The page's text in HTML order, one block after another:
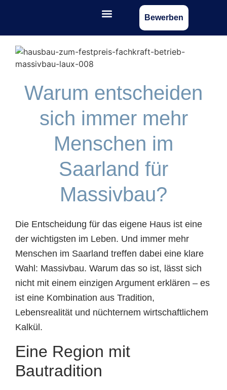
Bewerben
Warum entscheiden
sich immer mehr
Menschen im
Saarland für
Massivbau?
Die Entscheidung für das eigene Haus ist eine
der wichtigsten im Leben. Und immer mehr
Menschen im Saarland treffen dabei eine klare
Wahl: Massivbau. Warum das so ist, lässt sich
nicht mit einem einzigen Argument erklären – es
ist eine Kombination aus Tradition,
Lebensrealität und nüchternem wirtschaftlichem
Kalkül.
Eine Region mit
Bautradition